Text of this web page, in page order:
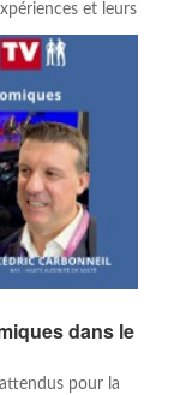
et leurs
dans le
pour la